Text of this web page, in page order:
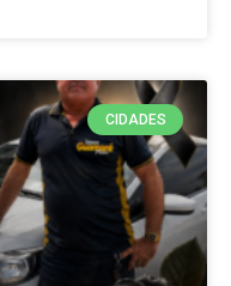
CIDADES